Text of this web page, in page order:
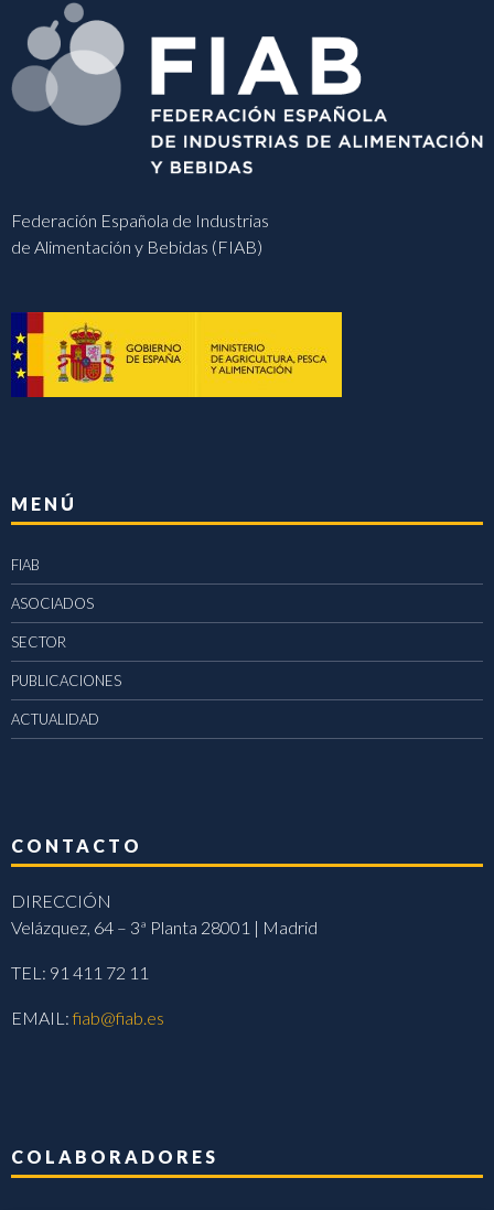
Federación Española de Industrias
de Alimentación y Bebidas (FIAB)
MENÚ
FIAB
ASOCIADOS
SECTOR
PUBLICACIONES
ACTUALIDAD
CONTACTO
DIRECCIÓN
Velázquez, 64 – 3ª Planta 28001 | Madrid
TEL: 91 411 72 11
EMAIL:fiab@fiab.es
COLABORADORES